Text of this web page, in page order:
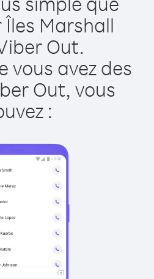
Marshall
Out.
vous avez des
Out, vous
: